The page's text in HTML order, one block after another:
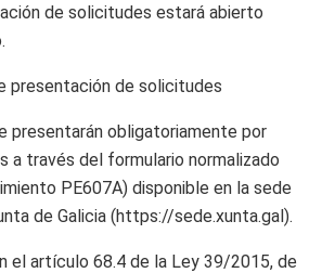
de solicitudes estará abierto
presentación de solicitudes
presentarán obligatoriamente por
a través del formulario normalizado
PE607A) disponible en la sede
de Galicia (https://sede.xunta.gal).
el artículo 68.4 de la Ley 39/2015, de